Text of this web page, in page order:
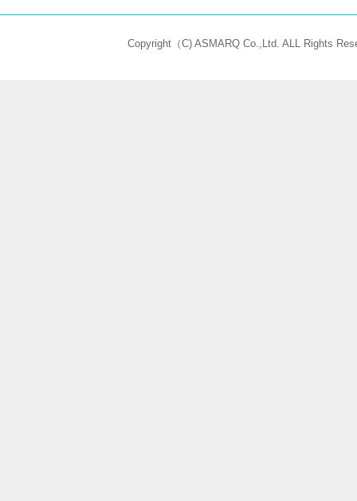
Copyright（C) ASMARQ Co.,Ltd. ALL Rights